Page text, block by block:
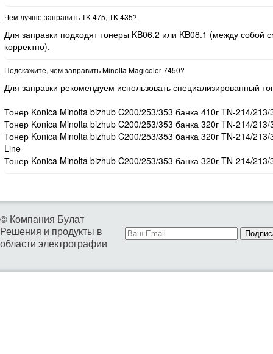
Чем лучше заправить TK-475, TK-435?
Для заправки подходят тонеры KB06.2 или KB08.1 (между собой
корректно).
Подскажите, чем заправить Minolta Magicolor 7450?
Для заправки рекомендуем использовать специализированный
Тонер Konica Minolta bizhub C200/253/353 банка 410г TN-214/
Тонер Konica Minolta bizhub C200/253/353 банка 320г TN-214/
Тонер Konica Minolta bizhub C200/253/353 банка 320г TN-214/
Line
Тонер Konica Minolta bizhub C200/253/353 банка 320г TN-214/
© Компания Булат
Решения и продукты в
области электрографии